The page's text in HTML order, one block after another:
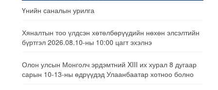
Үнийн саналын урилга
Хяналтын тоо үлдсэн хөтөлбөрүүдийн нөхөн элсэлтийн
бүртгэл 2026.08.10-ны 10:00 цагт эхэлнэ
Олон улсын Монголч эрдэмтний XIII их хурал 8 дугаар
сарын 10-13-ны өдрүүдэд Улаанбаатар хотноо болно